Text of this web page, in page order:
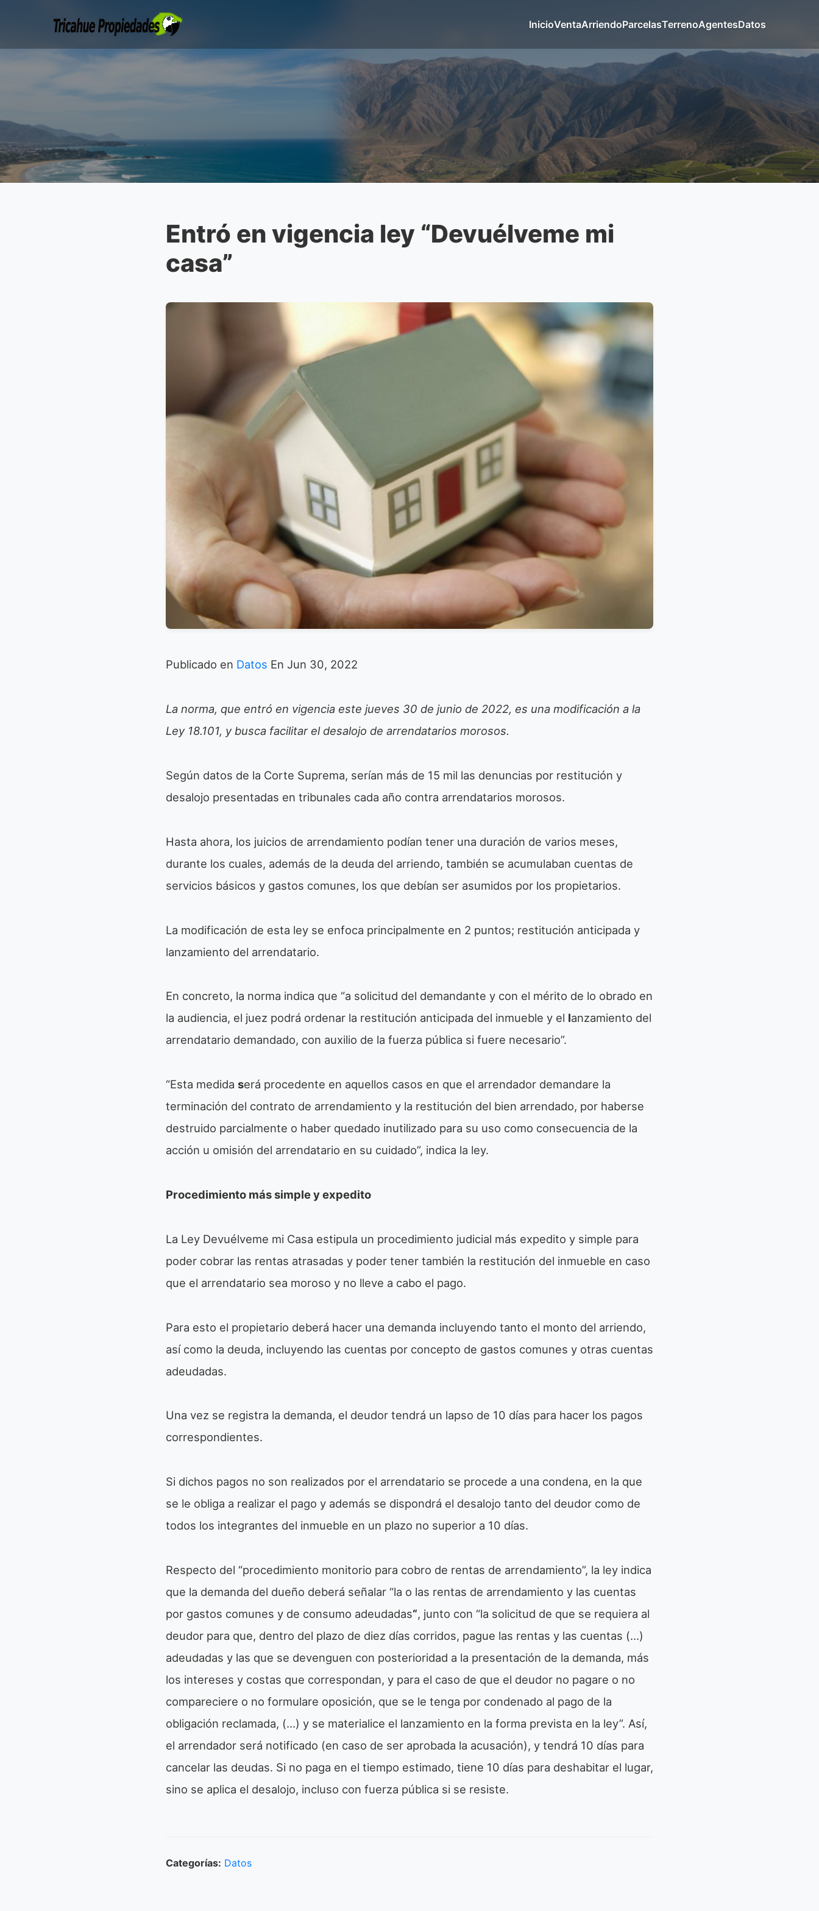
InicioVentaArriendoParcelasTerrenoAgentesDatos
Entró en vigencia ley “Devuélveme mi
casa”
Publicado en Datos En Jun 30, 2022
La norma, que entró en vigencia este jueves 30 de junio de 2022, es una modificación a la
Ley 18.101, y busca facilitar el desalojo de arrendatarios morosos.
Según datos de la Corte Suprema, serían más de 15 mil las denuncias por restitución y
desalojo presentadas en tribunales cada año contra arrendatarios morosos.
Hasta ahora, los juicios de arrendamiento podían tener una duración de varios meses,
durante los cuales, además de la deuda del arriendo, también se acumulaban cuentas de
servicios básicos y gastos comunes, los que debían ser asumidos por los propietarios.
La modificación de esta ley se enfoca principalmente en 2 puntos; restitución anticipada y
lanzamiento del arrendatario.
En concreto, la norma indica que “a solicitud del demandante y con el mérito de lo obrado en
la audiencia, el juez podrá ordenar la restitución anticipada del inmueble y el lanzamiento del
arrendatario demandado, con auxilio de la fuerza pública si fuere necesario”.
“Esta medida será procedente en aquellos casos en que el arrendador demandare la
terminación del contrato de arrendamiento y la restitución del bien arrendado, por haberse
destruido parcialmente o haber quedado inutilizado para su uso como consecuencia de la
acción u omisión del arrendatario en su cuidado”, indica la ley.
Procedimiento más simple y expedito
La Ley Devuélveme mi Casa estipula un procedimiento judicial más expedito y simple para
poder cobrar las rentas atrasadas y poder tener también la restitución del inmueble en caso
que el arrendatario sea moroso y no lleve a cabo el pago.
Para esto el propietario deberá hacer una demanda incluyendo tanto el monto del arriendo,
así como la deuda, incluyendo las cuentas por concepto de gastos comunes y otras cuentas
adeudadas.
Una vez se registra la demanda, el deudor tendrá un lapso de 10 días para hacer los pagos
correspondientes.
Si dichos pagos no son realizados por el arrendatario se procede a una condena, en la que
se le obliga a realizar el pago y además se dispondrá el desalojo tanto del deudor como de
todos los integrantes del inmueble en un plazo no superior a 10 días.
Respecto del “procedimiento monitorio para cobro de rentas de arrendamiento”, la ley indica
que la demanda del dueño deberá señalar “la o las rentas de arrendamiento y las cuentas
por gastos comunes y de consumo adeudadas“, junto con “la solicitud de que se requiera al
deudor para que, dentro del plazo de diez días corridos, pague las rentas y las cuentas (…)
adeudadas y las que se devenguen con posterioridad a la presentación de la demanda, más
los intereses y costas que correspondan, y para el caso de que el deudor no pagare o no
compareciere o no formulare oposición, que se le tenga por condenado al pago de la
obligación reclamada, (…) y se materialice el lanzamiento en la forma prevista en la ley”. Así,
el arrendador será notificado (en caso de ser aprobada la acusación), y tendrá 10 días para
cancelar las deudas. Si no paga en el tiempo estimado, tiene 10 días para deshabitar el lugar,
sino se aplica el desalojo, incluso con fuerza pública si se resiste.
Categorías: Datos